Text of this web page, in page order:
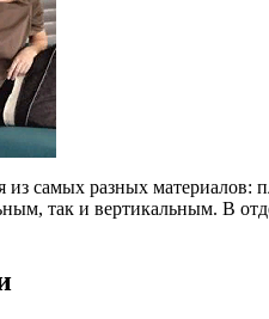
из самых разных
так и вертикальным. В